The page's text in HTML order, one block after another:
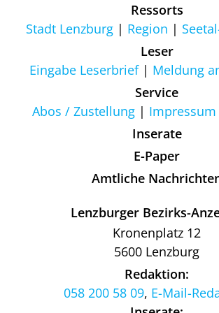
Ressorts
Stadt Lenzburg
Region
Leser
Eingabe Leserbrief
Meldung
Service
Abos / Zustellung
Impressum
Inserate
E-Paper
Amtliche
Lenzburger Bezirks-
Kronenplatz 12
5600 Lenzburg
Redaktion:
058 200 58 09, E-Mail-